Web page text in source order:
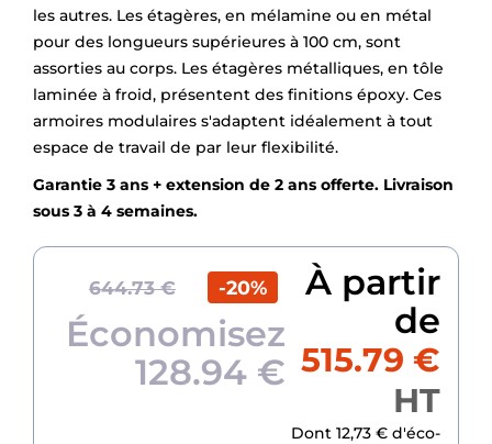
les autres. Les étagères, en mélamine ou en métal
pour des longueurs supérieures à 100 cm, sont
assorties au corps. Les étagères métalliques, en tôle
laminée à froid, présentent des finitions époxy. Ces
armoires modulaires s'adaptent idéalement à tout
espace de travail de par leur flexibilité.
Garantie 3 ans + extension de 2 ans offerte. Livraison
sous 3 à 4 semaines.
644.73 € -20%
Économisez
128.94 €
À partir
de
515.79 €
HT
Dont 12,73 € d'éco-